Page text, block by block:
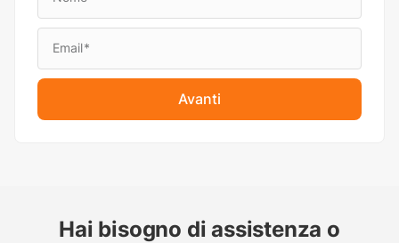
Avanti
Hai bisogno di assistenza o